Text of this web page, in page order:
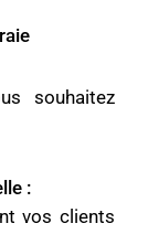
souhaitez
:
vos clients